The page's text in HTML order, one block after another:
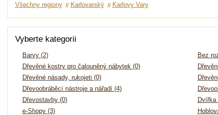
Všechny regiony Karlovarský Karlovy Vary
Vyberte kategorii
Barvy (2)
Bez
Dřevěné kostry pro čalouněný nábytek (0)
Dřevěné násady, rukojeti (0)
Dřevoobráběcí nástroje a nářadí (4)
Dřevostavby (0)
Dvířka
e-Shopy (3)